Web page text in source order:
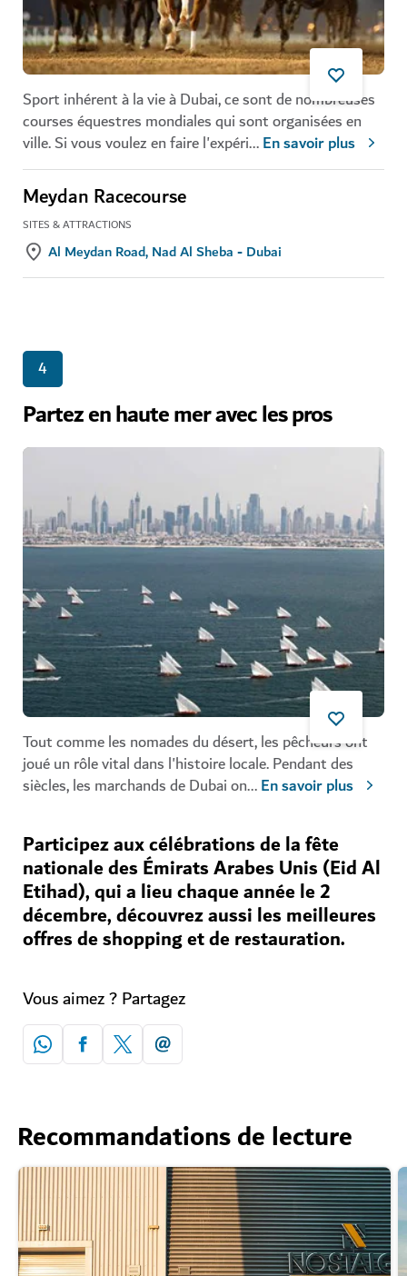
Sport inhérent à la vie à Dubai, ce sont de nombreuses
courses équestres mondiales qui sont organisées en
ville. Si vous voulez en faire l'expéri...En savoir plus
Meydan Racecourse
SITES & ATTRACTIONS
Al Meydan Road, Nad Al Sheba - Dubai
4
Partez en haute mer avec les pros
Tout comme les nomades du désert, les pêcheurs ont
joué un rôle vital dans l'histoire locale. Pendant des
siècles, les marchands de Dubai on...En savoir plus
Participez aux célébrations de la fête
nationale des Émirats Arabes Unis (Eid Al
Etihad), qui a lieu chaque année le 2
décembre, découvrez aussi les meilleures
offres de shopping et de restauration.
Vous aimez ? Partagez
Recommandations de lecture